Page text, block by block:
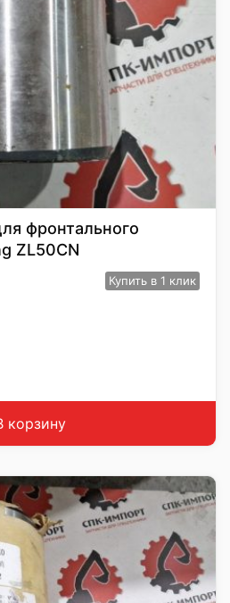
фронтального
ZL50CN
Купить в 1 клик
корзину